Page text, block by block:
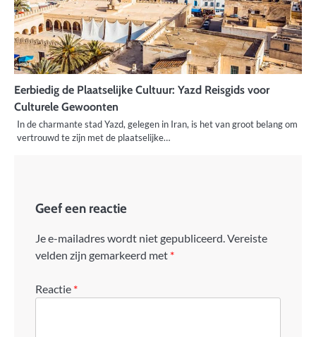
Eerbiedig de Plaatselijke Cultuur: Yazd Reisgids voor
Culturele Gewoonten
In de charmante stad Yazd, gelegen in Iran, is het van groot belang om
vertrouwd te zijn met de plaatselijke…
Geef een reactie
Je e-mailadres wordt niet gepubliceerd. Vereiste
velden zijn gemarkeerd met *
Reactie *